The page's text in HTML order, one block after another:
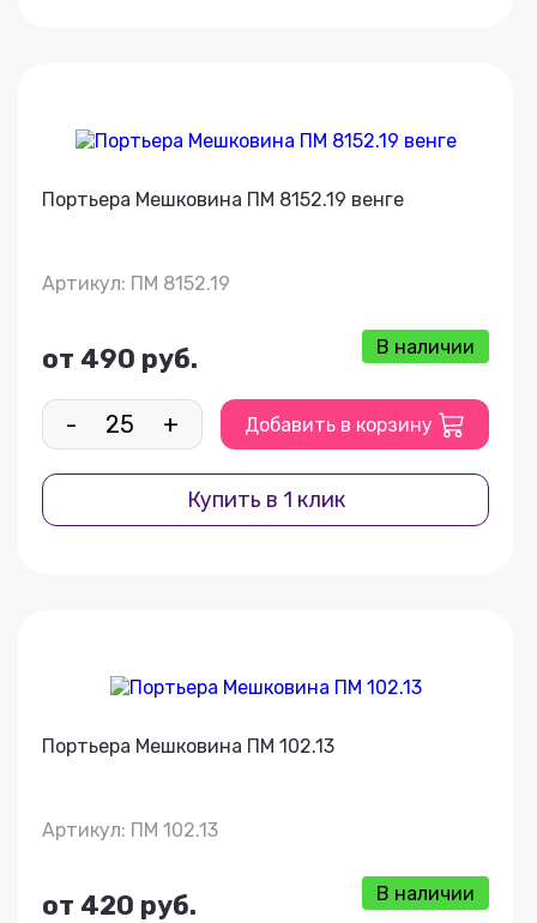
Портьера Мешковина ПМ 8152.19 венге
Артикул: ПМ 8152.19
от 490 руб. В наличии
- + Добавить в корзину
Купить в 1 клик
Портьера Мешковина ПМ 102.13
Артикул: ПМ 102.13
от 420 руб. В наличии